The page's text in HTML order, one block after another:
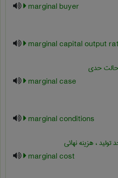
marginal buyer
marginal capital output
حالت حدی
marginal case
marginal conditions
، هزینه نهائی
marginal cost